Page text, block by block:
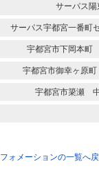
サーパス
サーパス宇都宮一番町
宇都宮市下岡本
宇都宮市御幸ヶ原
宇都宮市簗瀬
ォメーションの一覧へ